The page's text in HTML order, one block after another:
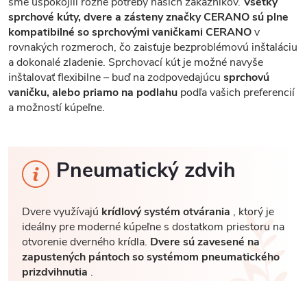
sprchové kúty, dvere a zásteny značky CERANO sú plne
kompatibilné so sprchovými vaničkami CERANOv
rovnakých rozmeroch, čo zaisťuje bezproblémovú inštaláciu
a dokonalé zladenie. Sprchovací kút je možné navyše
inštalovať flexibilne – buď na zodpovedajúcu sprchovú
vaničku, alebo priamo na podlahu podľa vašich preferencií
a možností kúpeľne.
Pneumatický zdvih
Dvere využívajú krídlový systém otvárania , ktorý je
ideálny pre moderné kúpeľne s dostatkom priestoru na
otvorenie dverného krídla. Dvere sú zavesené na
zapustených pántoch so systémom pneumatického
prizdvihnutia .